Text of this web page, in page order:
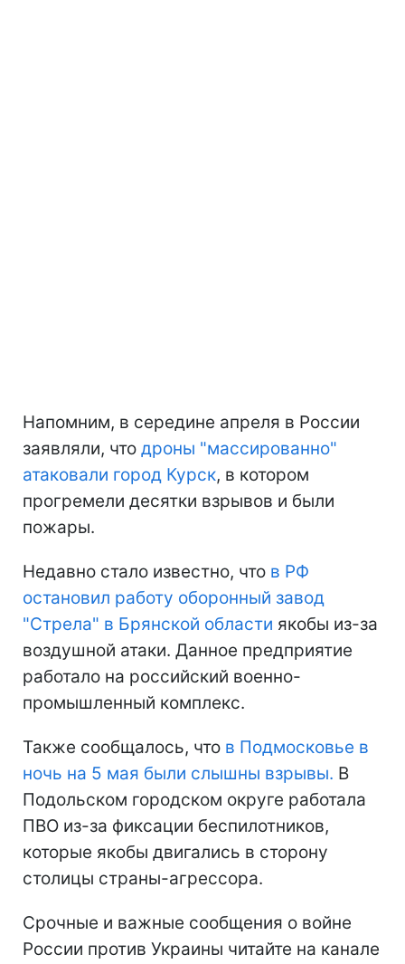
Напомним, в середине апреля в России
заявляли, что дроны "массированно"
атаковали город Курск, в котором
прогремели десятки взрывов и были
пожары.
Недавно стало известно, что в РФ
остановил работу оборонный завод
"Стрела" в Брянской области якобы из-за
воздушной атаки. Данное предприятие
работало на российский военно-
промышленный комплекс.
Также сообщалось, что в Подмосковье в
ночь на 5 мая были слышны взрывы. В
Подольском городском округе работала
ПВО из-за фиксации беспилотников,
которые якобы двигались в сторону
столицы страны-агрессора.
Срочные и важные сообщения о войне
России против Украины читайте на канале